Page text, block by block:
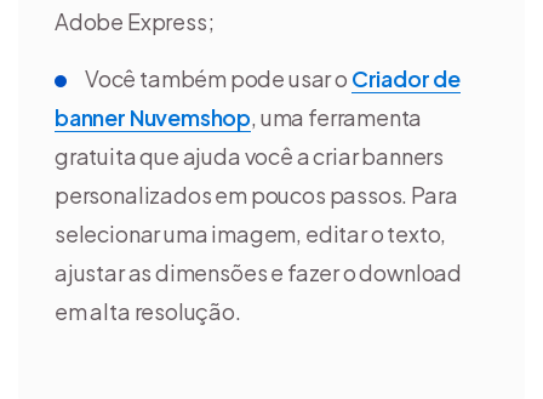
Adobe Express;
Você também pode usar o Criador de
banner Nuvemshop, uma ferramenta
gratuita que ajuda você a criar banners
personalizados em poucos passos. Para
selecionar uma imagem, editar o texto,
ajustar as dimensões e fazer o download
em alta resolução.